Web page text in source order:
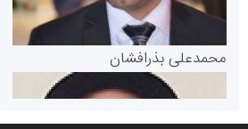
پایگاه خبری گفتمان یزد
محمدعلی بذرافشان